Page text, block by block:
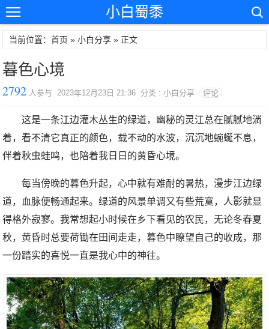
小白蜀黍
当前位置：首页 »小白分享 » 正文
暮色心境
2792 人参与 2023年12月23日 21:36 分类 : 小白分享 评论
这是一条江边灌木丛生的绿道，幽秘的灵江总在腻腻地淌
着，看不清它真正的颜色，载不动的水波，沉沉地蜿蜒不息，
伴着秋虫蛙鸣，也陪着我日日的黄昏心境。
每当傍晚的暮色升起，心中就有难耐的暑热，漫步江边绿
道，血脉便畅通起来。绿道的风景单调又有些荒寞，人影就显
得格外寂寥。我常想起小时候在乡下看见的农民，无论冬春夏
秋，黄昏时总要荷锄在田间走走，暮色中瞭望自己的收成，那
一份踏实的喜悦一直是我心中的神往。